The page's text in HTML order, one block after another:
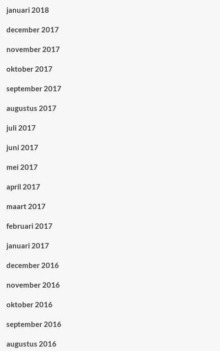
januari 2018
december 2017
november 2017
oktober 2017
september 2017
augustus 2017
juli 2017
juni 2017
mei 2017
april 2017
maart 2017
februari 2017
januari 2017
december 2016
november 2016
oktober 2016
september 2016
augustus 2016